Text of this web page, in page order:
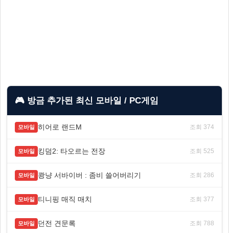
🎮 방금 추가된 최신 모바일 / PC게임
모바일 히어로 랜드M 조회 374
모바일 킹덤2: 타오르는 전장 조회 525
모바일 쾅냥 서바이버 : 좀비 쓸어버리기 조회 286
모바일 티니핑 매직 매치 조회 377
모바일 던전 견문록 조회 788